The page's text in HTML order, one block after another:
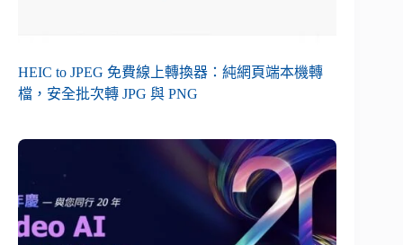
HEIC to JPEG 免費線上轉換器：純網頁端本機轉
檔，安全批次轉 JPG 與 PNG